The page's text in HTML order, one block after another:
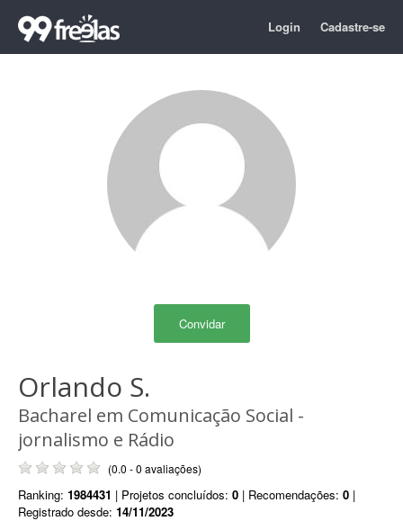
Login Cadastre-se
Convidar
Orlando S.
Bacharel em Comunicação Social -
jornalismo e Rádio
(0.0 - 0 avaliações)
Ranking: 1984431 | Projetos concluídos: 0 | Recomendações: 0 |
Registrado desde: 14/11/2023